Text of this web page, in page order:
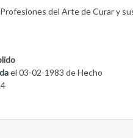
del Arte de Curar y
el 03-02-1983 de Hecho